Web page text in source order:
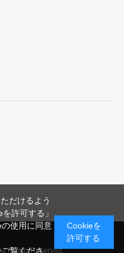
Rights Reserved.
だけるよう
許可する」
使用に同意
ご覧くださ
Cookieを
許可する